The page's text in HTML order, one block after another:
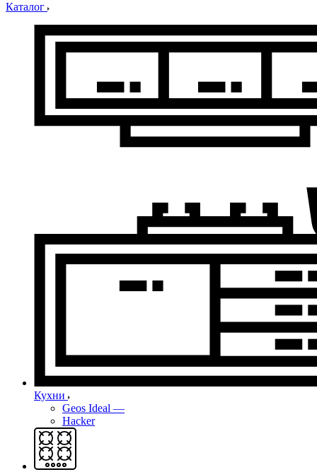
Каталог
Кухни
Geos Ideal —
Hacker